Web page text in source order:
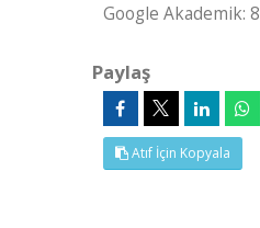
Google Akademik: 8
Paylaş
Atıf İçin Kopyala